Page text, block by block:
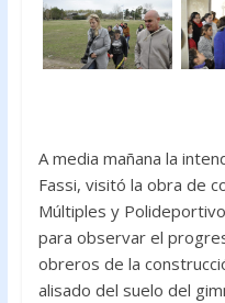
A media mañana la
Fassi, visitó la obra de
Múltiples y
para observar el
obreros de la
alisado del suelo del